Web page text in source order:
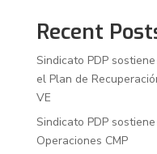
Recent
Sindicato PDP
el Plan de
VE
Sindicato PDP
Operaciones CMP